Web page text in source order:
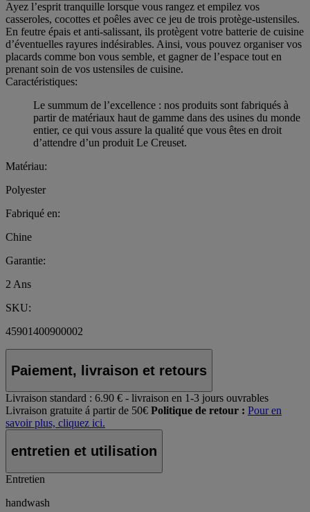
Ayez l’esprit tranquille lorsque vous rangez et empilez vos
casseroles, cocottes et poêles avec ce jeu de trois protège-ustensiles.
En feutre épais et anti-salissant, ils protègent votre batterie de cuisine
d’éventuelles rayures indésirables. Ainsi, vous pouvez organiser vos
placards comme bon vous semble, et gagner de l’espace tout en
prenant soin de vos ustensiles de cuisine.
Caractéristiques:
Le summum de l’excellence : nos produits sont fabriqués à
partir de matériaux haut de gamme dans des usines du monde
entier, ce qui vous assure la qualité que vous êtes en droit
d’attendre d’un produit Le Creuset.
Matériau:
Polyester
Fabriqué en:
Chine
Garantie:
2 Ans
SKU:
45901400900002
Paiement, livraison et retours
Livraison standard : 6.90 € - livraison en 1-3 jours ouvrables
Livraison gratuite á partir de 50€ Politique de retour : Pour en
savoir plus, cliquez ici.
entretien et utilisation
Entretien
handwash